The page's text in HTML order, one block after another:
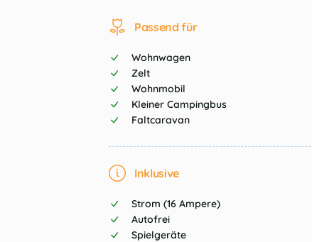
Passend für
Wohnwagen
Zelt
Wohnmobil
Kleiner Campingbus
Faltcaravan
Inklusive
Strom (16 Ampere)
Autofrei
Spielgeräte